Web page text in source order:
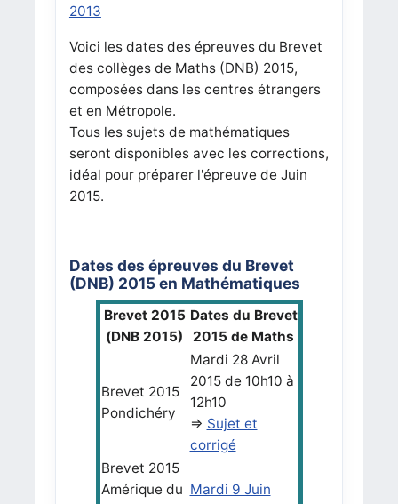
2013
Voici les dates des épreuves du Brevet
des collèges de Maths (DNB) 2015,
composées dans les centres étrangers
et en Métropole.
Tous les sujets de mathématiques
seront disponibles avec les corrections,
idéal pour préparer l'épreuve de Juin
2015.
Dates des épreuves du Brevet
(DNB) 2015 en Mathématiques
Brevet 2015
(DNB 2015)
Dates du Brevet
2015 de Maths
Brevet 2015
Pondichéry
Mardi 28 Avril
2015 de 10h10 à
12h10
=> Sujet et
corrigé
Brevet 2015
Amérique du Mardi 9 Juin